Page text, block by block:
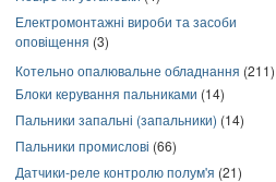
Електромонтажні вироби та засоби
оповіщення (3)
Котельно опалювальне обладнання (211)
Блоки керування пальниками (14)
Пальники запальні (запальники) (14)
Пальники промислові (66)
Датчики-реле контролю полум'я (21)